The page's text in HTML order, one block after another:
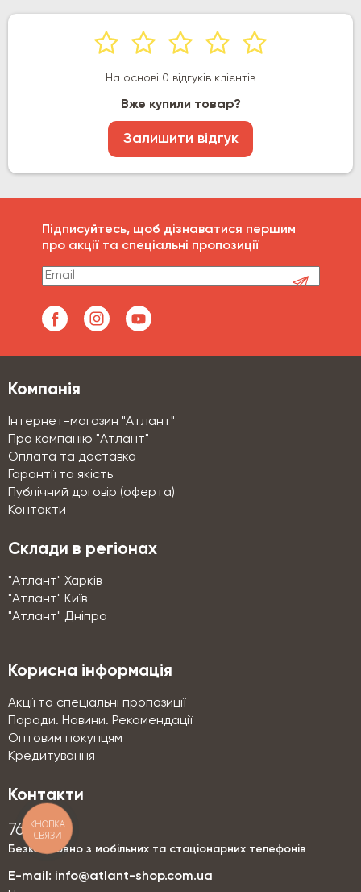
На основі 0 відгуків клієнтів
Вже купили товар?
Залишити відгук
Підписуйтесь, щоб дізнаватися першим
про акції та спеціальні пропозиції
Компанія
Інтернет-магазин "Атлант"
Про компанію "Атлант"
Оплата та доставка
Гарантії та якість
Публічний договір (оферта)
Контакти
Склади в регіонах
"Атлант" Харків
"Атлант" Київ
"Атлант" Дніпро
Корисна інформація
Акції та спеціальні пропозиції
Поради. Новини. Рекомендації
Оптовим покупцям
Кредитування
Контакти
76-76
Безкоштовно з мобільних та стаціонарних телефонів
E-mail: info@atlant-shop.com.ua
КНОПКА
СВЯЗИ